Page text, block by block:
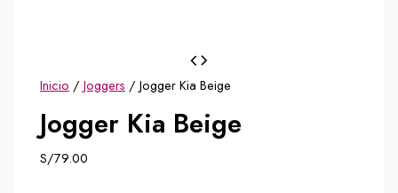
Inicio /Joggers / Jogger Kia Beige
Jogger Kia Beige
S/79.00